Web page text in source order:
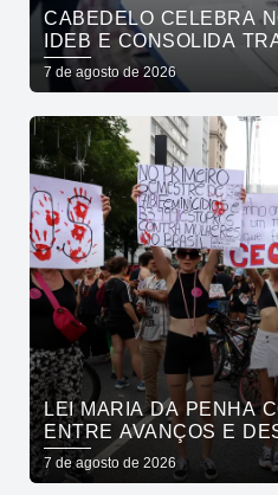
CABEDELO CELEBRA
IDEB E CONSOLIDA
CRESCIMENTO NA
7 de agosto de 2026
LEI MARIA DA PENHA
ENTRE AVANÇOS E
7 de agosto de 2026